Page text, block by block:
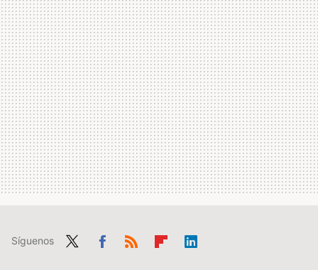
Síguenos